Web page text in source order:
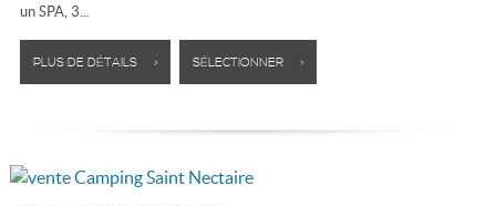
un SPA, 3...
PLUS DE DÉTAILS > SÉLECTIONNER >